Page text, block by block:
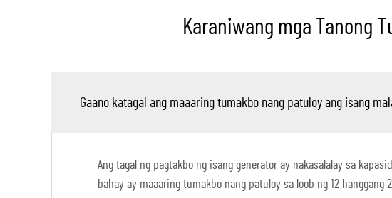
Karaniwang mga Tanong
Gaano katagal ang maaaring tumakbo nang patuloy ang isang
Ang tagal ng pagtakbo ng isang generator ay nakasalalay sa
bahay ay maaaring tumakbo nang patuloy sa loob ng 12